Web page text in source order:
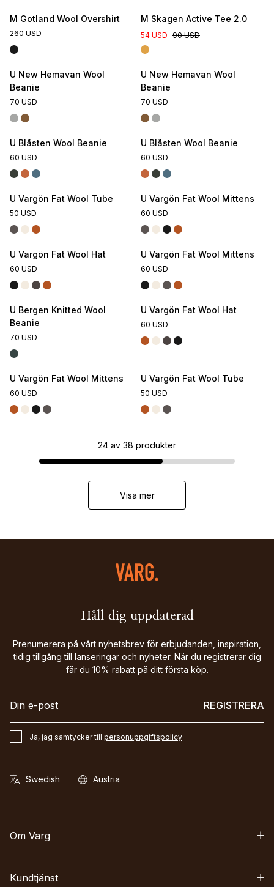
M Gotland Wool Overshirt
260 USD
M Skagen Active Tee 2.0
54 USD 90 USD
U New Hemavan Wool
Beanie
70 USD
U New Hemavan Wool
Beanie
70 USD
U Blåsten Wool Beanie
60 USD
U Blåsten Wool Beanie
60 USD
U Vargön Fat Wool Tube
50 USD
U Vargön Fat Wool Mittens
60 USD
U Vargön Fat Wool Hat
60 USD
U Vargön Fat Wool Mittens
60 USD
U Bergen Knitted Wool
Beanie
70 USD
U Vargön Fat Wool Hat
60 USD
U Vargön Fat Wool Mittens
60 USD
U Vargön Fat Wool Tube
50 USD
24 av 38 produkter
Visa mer
Håll dig uppdaterad
Prenumerera på vårt nyhetsbrev för erbjudanden, inspiration,
tidig tillgång till lanseringar och nyheter. När du registrerar dig
får du 10% rabatt på ditt första köp.
REGISTRERA
Ja, jag samtycker till personuppgiftspolicy
Om Varg
Kundtjänst